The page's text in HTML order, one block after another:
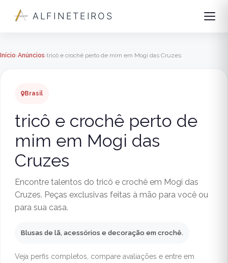
ALFINETEIROS
Início Anúncios tricô e crochê perto de mim em Mogi das Cruzes
Brasil
tricô e crochê perto de
mim em Mogi das
Cruzes
Encontre talentos do tricô e crochê em Mogi das
Cruzes. Peças exclusivas feitas à mão para você ou
para sua casa.
Blusas de lã, acessórios e decoração em crochê.
Veja perfis completos, compare avaliações e entre em